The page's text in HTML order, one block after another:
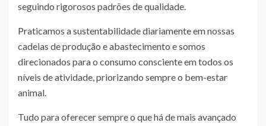
seguindo rigorosos padrões de qualidade.
Praticamos a sustentabilidade diariamente em nossas
cadeias de produção e abastecimento e somos
direcionados para o consumo consciente em todos os
níveis de atividade, priorizando sempre o bem-estar
animal.
Tudo para oferecer sempre o que há de mais avançado